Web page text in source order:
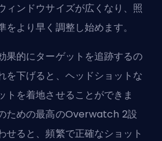
ィンドウサイズが広くなり、照
より早く調整し始めます。
果的にターゲットを追跡するの
を下げると、ヘッドショットな
トを着地させることができま
ための最高のOverwatch 2設
せると、頻繁で正確なショット